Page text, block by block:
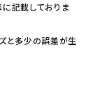
記載しておりま
と多少の誤差が生